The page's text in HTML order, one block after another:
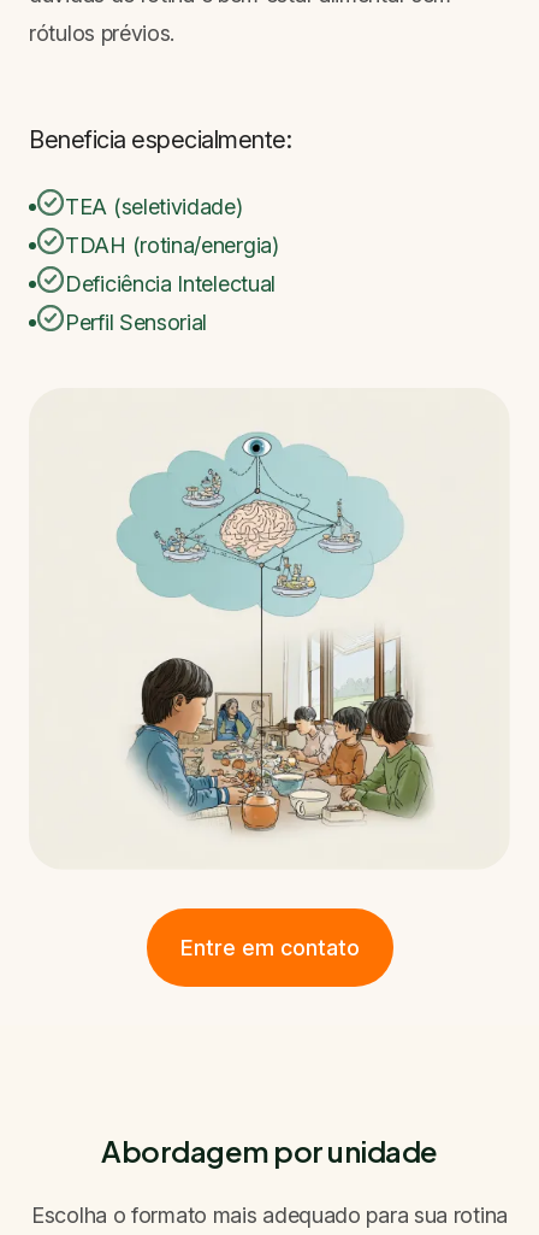
rótulos prévios.
Beneficia especialmente:
TEA (seletividade)
TDAH (rotina/energia)
Deficiência Intelectual
Perfil Sensorial
Entre em contato
Abordagem por unidade
Escolha o formato mais adequado para sua rotina